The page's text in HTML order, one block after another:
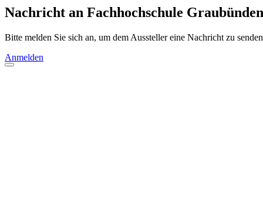
Nachricht an Fachhochschule
Bitte melden Sie sich an, um dem Aussteller eine Nachricht zu
Anmelden